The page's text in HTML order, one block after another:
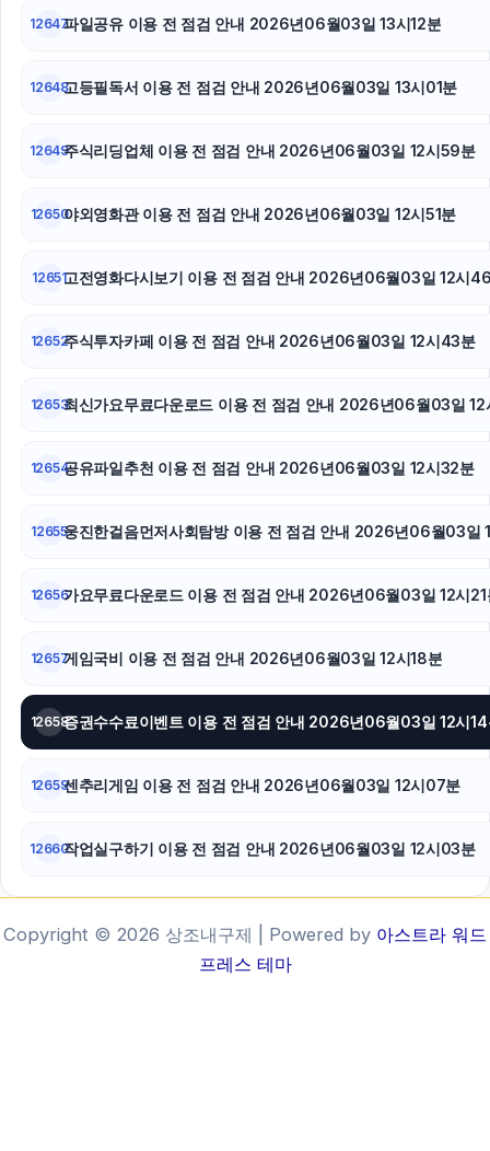
네이버 검색광고
동탄피부과
서초구하수구막힘
부산휴대폰성지
12647파일공유 이용 전 점검 안내 2026년06월03일 13시12분
12648고등필독서 이용 전 점검 안내 2026년06월03일 13시01분
12649주식리딩업체 이용 전 점검 안내 2026년06월03일 12시59분
12650야외영화관 이용 전 점검 안내 2026년06월03일 12시51분
12651고전영화다시보기 이용 전 점검 안내 2026년06월03일 12시
12652주식투자카페 이용 전 점검 안내 2026년06월03일 12시43분
12653최신가요무료다운로드 이용 전 점검 안내 2026년06월03일
12654공유파일추천 이용 전 점검 안내 2026년06월03일 12시32분
12655웅진한걸음먼저사회탐방 이용 전 점검 안내 2026년06월03일
12656가요무료다운로드 이용 전 점검 안내 2026년06월03일 12시21
12657게임국비 이용 전 점검 안내 2026년06월03일 12시18분
12658증권수수료이벤트 이용 전 점검 안내 2026년06월03일 12시14
12659센추리게임 이용 전 점검 안내 2026년06월03일 12시07분
12660작업실구하기 이용 전 점검 안내 2026년06월03일 12시03분
Copyright © 2026 상조내구제 | Powered by 아스트라 워드
프레스 테마